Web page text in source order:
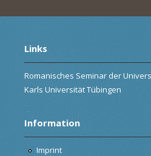
Links
Romanisches Seminar der
Karls Universität Tübingen
Information
Imprint